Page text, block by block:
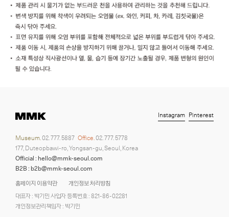
홈페이지 이용약관
개인정보 처리방침
대표자 : 박기민 사업자 등록번호 : 821-86-02281
개인정보관리책임자 : 박기민
Museum. 02. 777. 5887 Office. 02. 777. 5778
177, Duteopbawi-ro, Yongsan-gu, Seoul, Korea
Official : hello@mmk-seoul.com
B2B : b2b@mmk-seoul.com
Instagram Pinterest